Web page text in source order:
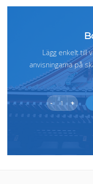
Lägg enkelt till
anvisningarna på
Spirituell